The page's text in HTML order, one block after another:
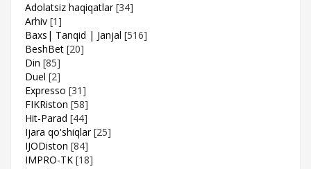
Adolatsiz haqiqatlar [34]
Arhiv [1]
Baxs| Tanqid | Janjal [516]
BeshBet [20]
Din [85]
Duel [2]
Expresso [31]
FIKRiston [58]
Hit-Parad [44]
Ijara qo'shiqlar [25]
IJODiston [84]
IMPRO-TK [18]